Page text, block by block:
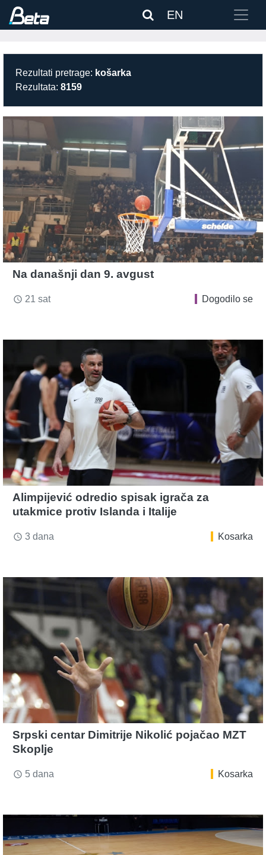
EN
Rezultati pretrage: košarka
Rezultata: 8159
Na današnji dan 9. avgust
access_time 21 sat Dogodilo se
Alimpijević odredio spisak igrača za
utakmice protiv Islanda i Italije
access_time 3 dana Kosarka
Srpski centar Dimitrije Nikolić pojačao MZT
Skoplje
access_time 5 dana Kosarka